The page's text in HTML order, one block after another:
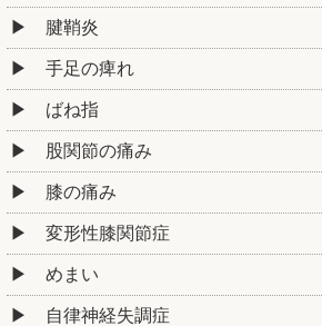
腱鞘炎
手足の痺れ
ばね指
股関節の痛み
膝の痛み
変形性膝関節症
めまい
自律神経失調症